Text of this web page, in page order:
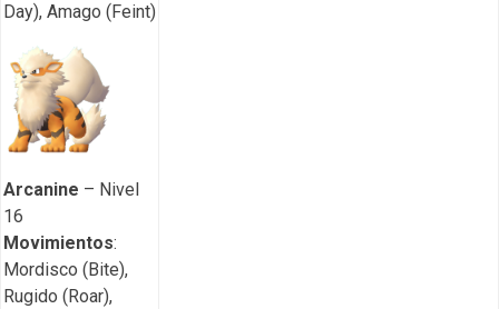
Day), Amago (Feint)
Arcanine – Nivel
16
Movimientos:
Mordisco (Bite),
Rugido (Roar),